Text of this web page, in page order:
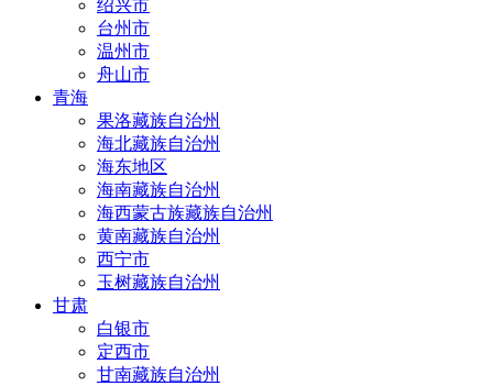
绍兴市
台州市
温州市
舟山市
青海
果洛藏族自治州
海北藏族自治州
海东地区
海南藏族自治州
海西蒙古族藏族自治州
黄南藏族自治州
西宁市
玉树藏族自治州
甘肃
白银市
定西市
甘南藏族自治州